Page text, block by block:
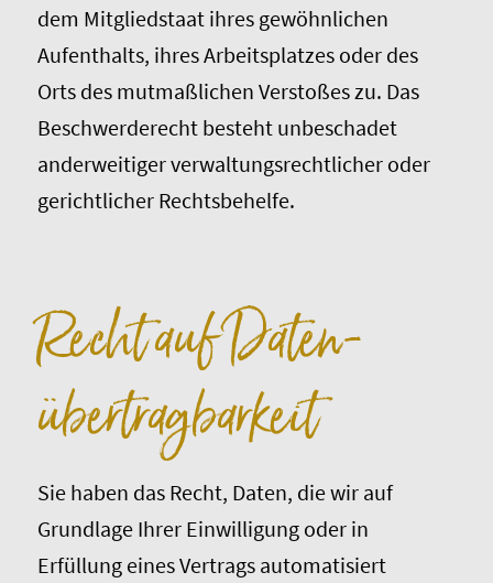
dem Mitgliedstaat ihres gewöhnlichen
Aufenthalts, ihres Arbeitsplatzes oder des
Orts des mutmaßlichen Verstoßes zu. Das
Beschwerderecht besteht unbeschadet
anderweitiger verwaltungsrechtlicher oder
gerichtlicher Rechtsbehelfe.
Recht auf Daten­
übertrag­barkeit
Sie haben das Recht, Daten, die wir auf
Grundlage Ihrer Einwilligung oder in
Erfüllung eines Vertrags automatisiert